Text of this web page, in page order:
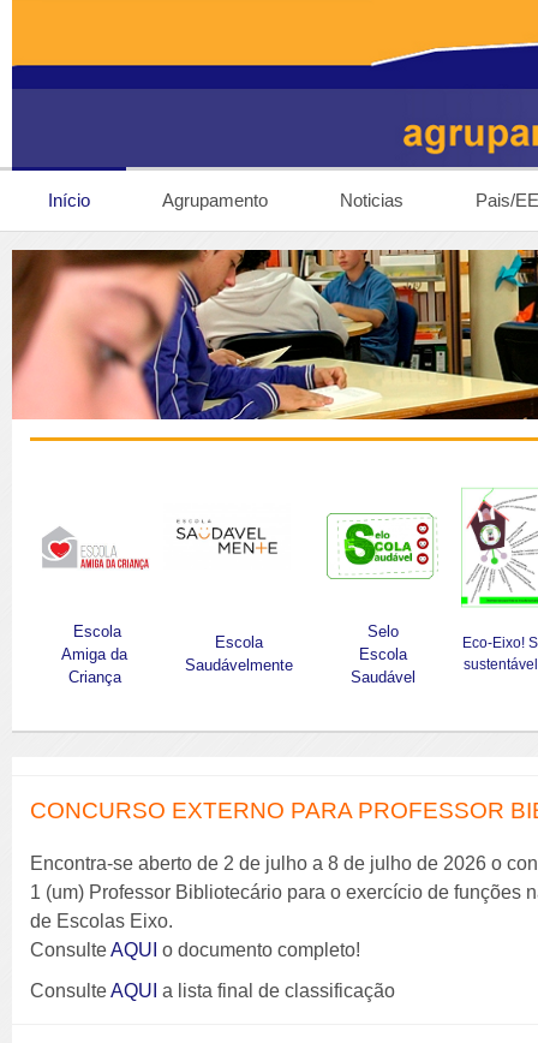
Início Agrupamento Noticias Pais/EE
Escola
Amiga da
Criança
Escola
Saudávelmente
Selo
Escola
Saudável
Eco-Eixo!
CONCURSO EXTERNO PARA PROFESSOR
Encontra-se aberto de 2 de julho a 8 de julho de 2026 o
1 (um) Professor Bibliotecário para o exercício de funções
de Escolas Eixo.
ConsulteAQUI o documento completo!
ConsulteAQUI a lista final de classificação